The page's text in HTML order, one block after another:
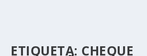
ETIQUETA: CHEQUE